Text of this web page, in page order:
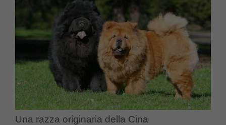
Una razza originaria della Cina